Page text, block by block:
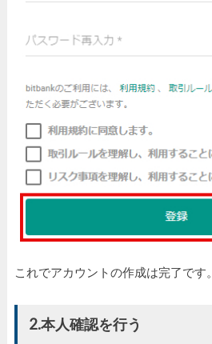
これでアカウントの作成は完了です。
2.本人確認を行う